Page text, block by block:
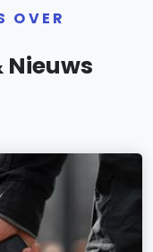
OVER
Nieuws